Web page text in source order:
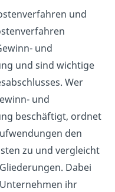
und
und
und sind wichtige
Wer
und
beschäftigt, ordnet
den
zu und vergleicht
Dabei
ihr